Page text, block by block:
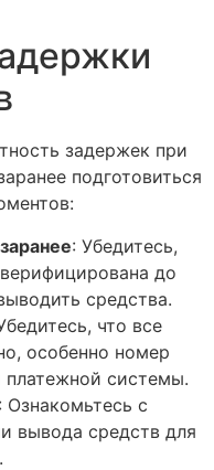
задержек при
подготовиться
: Убедитесь,
до
средства.
что все
особенно номер
системы.
: Ознакомьтесь с
вывода средств для